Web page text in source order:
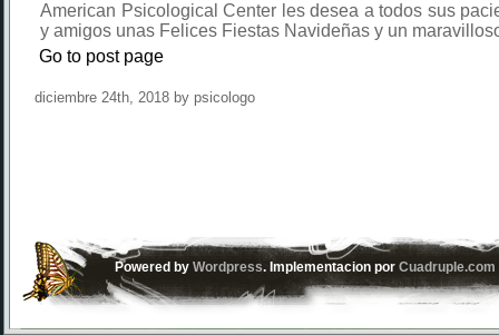
American Psicological Center les desea a todos sus
y amigos unas Felices Fiestas Navideñas y un
Go to post page
diciembre 24th, 2018 by psicologo
Powered byWordpress. Implementacion porCuadruple.com